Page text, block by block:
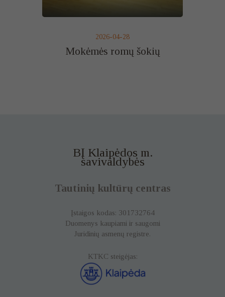
2026-04-28
Mokėmės romų šokių
BĮ Klaipėdos m.
savivaldybės
Tautinių kultūrų centras
Įstaigos kodas: 301732764
Duomenys kaupiami ir saugomi
Juridinių asmenų registre.
KTKC steigėjas: